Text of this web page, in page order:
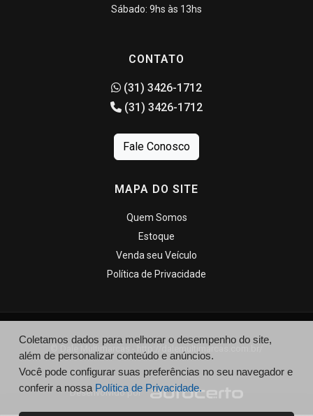
Sábado: 9hs às 13hs
CONTATO
(31) 3426-1712
(31) 3426-1712
Fale Conosco
MAPA DO SITE
Quem Somos
Estoque
Venda seu Veículo
Política de Privacidade
© Dale Multimarcas - http://dalemultimarcas.com.br/
Desenvolvido por
Coletamos dados para melhorar o desempenho do site,
além de personalizar conteúdo e anúncios.
Você pode configurar suas preferências no seu navegador e
conferir a nossa Política de Privacidade.